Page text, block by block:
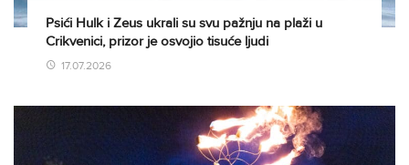
Psići Hulk i Zeus ukrali su svu pažnju na plaži u
Crikvenici, prizor je osvojio tisuće ljudi
17.07.2026